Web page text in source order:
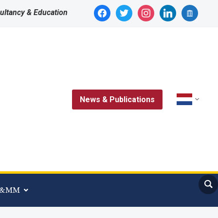
facebooktwitter instagramlinkedinarchive
& Education
News & Publications